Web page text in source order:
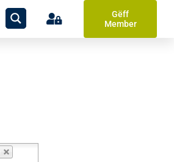
Gëff
Member